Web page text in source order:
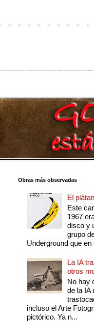
Obras más observadas
El
Este
1967
disco y
grupo
Underground que
La IA
otros
No hay
de la IA
incluso el Arte
pictórico. Ya n...